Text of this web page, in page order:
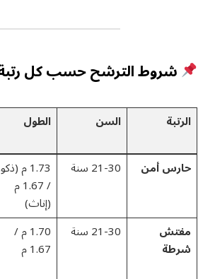
شروط الترشح حسب كل
الرتبة السن الطول
حارس أمن
21-30 سنة 1.73 م
/ 1.67 م
(إناث)
مفتش
شرطة
21-30 سنة 1.70 م /
1.67 م